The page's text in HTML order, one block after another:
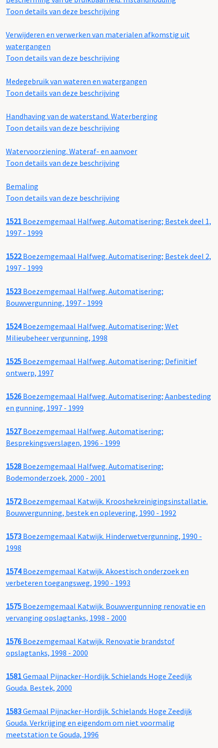
Toon details van deze beschrijving
Verwijderen en verwerken van materialen afkomstig uit
watergangen
Toon details van deze beschrijving
Medegebruik van wateren en watergangen
Toon details van deze beschrijving
Handhaving van de waterstand. Waterberging
Toon details van deze beschrijving
Watervoorziening. Wateraf- en aanvoer
Toon details van deze beschrijving
Bemaling
Toon details van deze beschrijving
1521 Boezemgemaal Halfweg. Automatisering; Bestek deel 1,
1997 - 1999
1522Boezemgemaal Halfweg. Automatisering; Bestek deel 2,
1997 - 1999
1523 Boezemgemaal Halfweg. Automatisering;
Bouwvergunning, 1997 - 1999
1524Boezemgemaal Halfweg. Automatisering; Wet
Milieubeheer vergunning, 1998
1525 Boezemgemaal Halfweg. Automatisering; Definitief
ontwerp, 1997
1526 Boezemgemaal Halfweg. Automatisering; Aanbesteding
en gunning, 1997 - 1999
1527Boezemgemaal Halfweg. Automatisering;
Besprekingsverslagen, 1996 - 1999
1528 Boezemgemaal Halfweg. Automatisering;
Bodemonderzoek, 2000 - 2001
1572Boezemgemaal Katwijk. Krooshekreinigingsinstallatie.
Bouwvergunning, bestek en oplevering, 1990 - 1992
1573 Boezemgemaal Katwijk. Hinderwetvergunning, 1990 -
1998
1574Boezemgemaal Katwijk. Akoestisch onderzoek en
verbeteren toegangsweg, 1990 - 1993
1575 Boezemgemaal Katwijk. Bouwvergunning renovatie en
vervanging opslagtanks, 1998 - 2000
1576 Boezemgemaal Katwijk. Renovatie brandstof
opslagtanks, 1998 - 2000
1581Gemaal Pijnacker-Hordijk. Schielands Hoge Zeedijk
Gouda. Bestek, 2000
1583Gemaal Pijnacker-Hordijk. Schielands Hoge Zeedijk
Gouda. Verkrijging en eigendom om niet voormalig
meetstation te Gouda, 1996